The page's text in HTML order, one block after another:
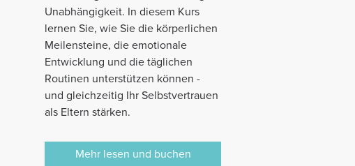
Unabhängigkeit. In diesem Kurs
lernen Sie, wie Sie die körperlichen
Meilensteine, die emotionale
Entwicklung und die täglichen
Routinen unterstützen können -
und gleichzeitig Ihr Selbstvertrauen
als Eltern stärken.
Mehr lesen und buchen